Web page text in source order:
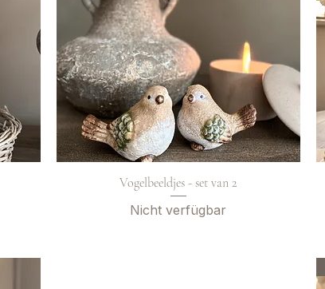
Vogelbeeldjes - set van 2
Nicht verfügbar